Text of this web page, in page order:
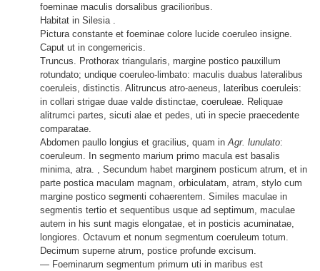
foeminae maculis dorsalibus gracilioribus.
Habitat in Silesia .
Pictura constante et foeminae colore lucide coeruleo insigne.
Caput ut in congemericis.
Truncus. Prothorax triangularis, margine postico pauxillum
rotundato; undique coeruleo-limbato: maculis duabus lateralibus
coeruleis, distinctis. Alitruncus atro-aeneus, lateribus coeruleis:
in collari strigae duae valde distinctae, coeruleae. Reliquae
alitrumci partes, sicuti alae et pedes, uti in specie praecedente
comparatae.
Abdomen paullo longius et gracilius, quam inAgr. lunulato:
coeruleum. In segmento marium primo macula est basalis
minima, atra. , Secundum habet marginem posticum atrum, et in
parte postica maculam magnam, orbiculatam, atram, stylo cum
margine postico segmenti cohaerentem. Similes maculae in
segmentis tertio et sequentibus usque ad septimum, maculae
autem in his sunt magis elongatae, et in posticis acuminatae,
longiores. Octavum et nonum segmentum coeruleum totum.
Decimum superne atrum, postice profunde excisum.
— Foeminarum segmentum primum uti in maribus est